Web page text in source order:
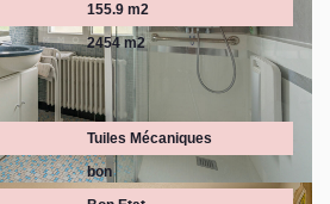
155.9 m2
2454 m2
Tuiles Mécaniques
bon